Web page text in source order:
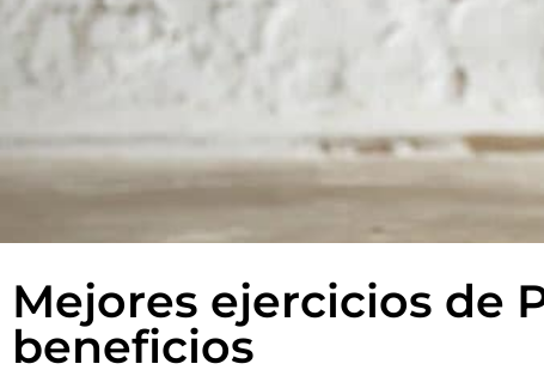
Mejores ejercicios de
beneficios